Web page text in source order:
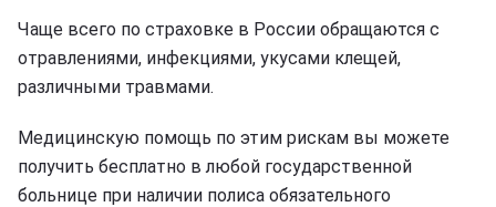
Чаще всего по страховке в России обращаются с
отравлениями, инфекциями, укусами клещей,
различными травмами.
Медицинскую помощь по этим рискам вы можете
получить бесплатно в любой государственной
больнице при наличии полиса обязательного